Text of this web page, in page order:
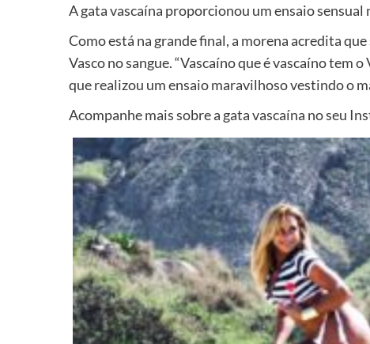
A gata vascaína proporcionou um ensaio
Como está na grande final, a morena acredita
Vasco no sangue. “Vascaíno que é vascaíno tem
que realizou um ensaio maravilhoso vestindo o
Acompanhe mais sobre a gata vascaína no seu